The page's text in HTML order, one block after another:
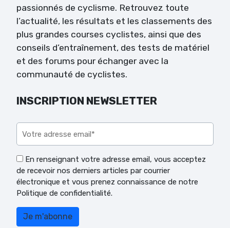
passionnés de cyclisme. Retrouvez toute
l’actualité, les résultats et les classements des
plus grandes courses cyclistes, ainsi que des
conseils d’entraînement, des tests de matériel
et des forums pour échanger avec la
communauté de cyclistes.
INSCRIPTION NEWSLETTER
En renseignant votre adresse email, vous acceptez
de recevoir nos derniers articles par courrier
électronique et vous prenez connaissance de notre
Politique de confidentialité.